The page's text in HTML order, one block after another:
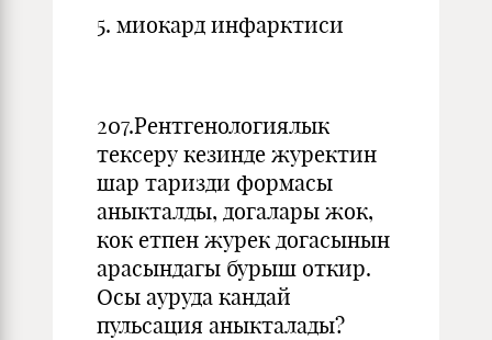
5. миокард инфарктиси
207.Рентгенологиялык
тексеру кезинде журектин
шар таризди формасы
аныкталды, догалары жок,
кок етпен журек догасынын
арасындагы бурыш откир.
Осы ауруда кандай
пульсация аныкталады?